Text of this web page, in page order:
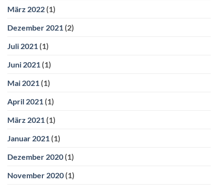
März 2022 (1)
Dezember 2021 (2)
Juli 2021 (1)
Juni 2021 (1)
Mai 2021 (1)
April 2021 (1)
März 2021 (1)
Januar 2021 (1)
Dezember 2020 (1)
November 2020 (1)